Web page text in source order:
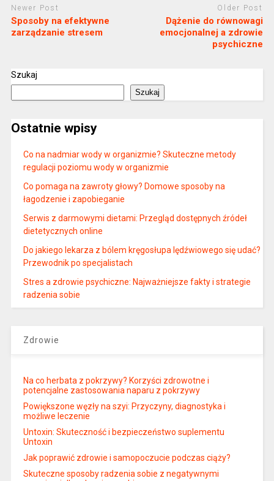
Newer Post
Sposoby na efektywne
zarządzanie stresem
Older Post
Dążenie do równowagi
emocjonalnej a zdrowie
psychiczne
Szukaj
Szukaj
Ostatnie wpisy
Co na nadmiar wody w organizmie? Skuteczne metody
regulacji poziomu wody w organizmie
Co pomaga na zawroty głowy? Domowe sposoby na
łagodzenie i zapobieganie
Serwis z darmowymi dietami: Przegląd dostępnych źródeł
dietetycznych online
Do jakiego lekarza z bólem kręgosłupa lędźwiowego się udać?
Przewodnik po specjalistach
Stres a zdrowie psychiczne: Najważniejsze fakty i strategie
radzenia sobie
Zdrowie
Na co herbata z pokrzywy? Korzyści zdrowotne i
potencjalne zastosowania naparu z pokrzywy
Powiększone węzły na szyi: Przyczyny, diagnostyka i
możliwe leczenie
Untoxin: Skuteczność i bezpieczeństwo suplementu
Untoxin
Jak poprawić zdrowie i samopoczucie podczas ciąży?
Skuteczne sposoby radzenia sobie z negatywnymi